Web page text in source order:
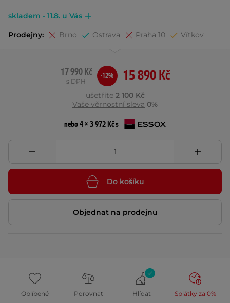
skladem - 11.8. u Vás
Prodejny: Brno Ostrava Praha 10 Vítkov
15 890 Kč
17 990 Kč
s DPH
-12%
ušetříte 2 100 Kč
Vaše věrnostní sleva 0%
nebo 4 × 3 972 Kč s
Do košíku
Objednat na prodejnu
Oblíbené Porovnat Hlídat Splátky za 0%